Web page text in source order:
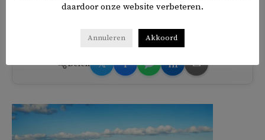
Amerikaanse geschiedenis.
Delen 𝕏 f in ✉
daardoor onze website verbeteren.
Annuleren Akkoord